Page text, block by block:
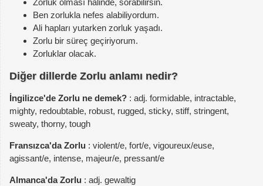
Zorluk olması halinde, sorabilirsin.
Ben zorlukla nefes alabiliyordum.
Ali hapları yutarken zorluk yaşadı.
Zorlu bir süreç geçiriyorum.
Zorluklar olacak.
Diğer dillerde Zorlu anlamı nedir?
İngilizce'de Zorlu ne demek? : adj. formidable, intractable,
mighty, redoubtable, robust, rugged, sticky, stiff, stringent,
sweaty, thorny, tough
Fransızca'da Zorlu : violent/e, fort/e, vigoureux/euse,
agissant/e, intense, majeur/e, pressant/e
Almanca'da Zorlu : adj. gewaltig